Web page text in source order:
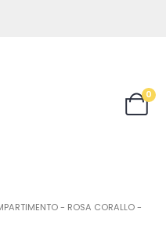
0
- ROSA CORALLO -